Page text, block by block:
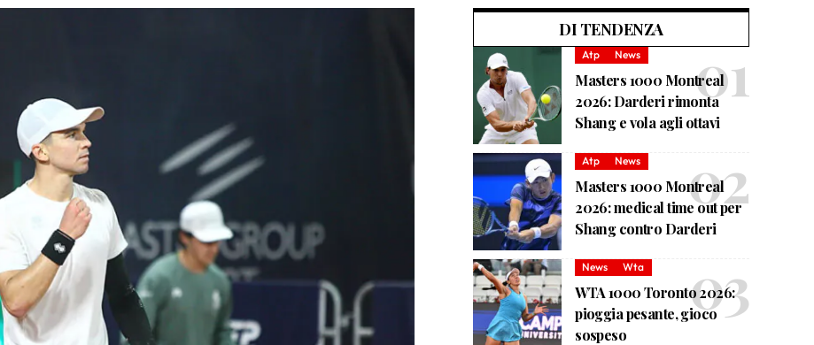
DI TENDENZA
Atp News
Masters 1000 Montreal
2026: Darderi rimonta
Shang e vola agli ottavi
Atp News
Masters 1000 Montreal
2026: medical time out per
Shang contro Darderi
News Wta
WTA 1000 Toronto 2026:
pioggia pesante, gioco
sospeso